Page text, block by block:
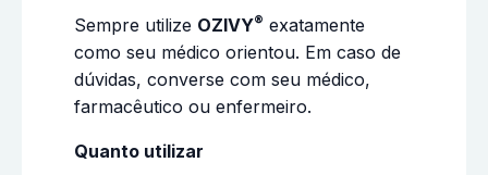
Sempre utilize OZIVY® exatamente
como seu médico orientou. Em caso de
dúvidas, converse com seu médico,
farmacêutico ou enfermeiro.
Quanto utilizar